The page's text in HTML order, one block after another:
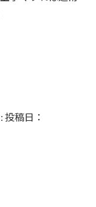
: 投稿日：